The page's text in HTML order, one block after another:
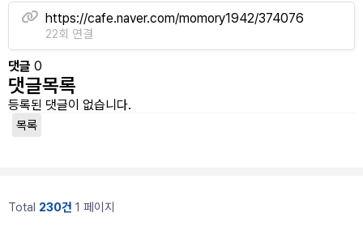
https://cafe.naver.com/momory1942/374076
22회 연결
댓글 0
댓글목록
등록된 댓글이 없습니다.
목록
Total 230건 1 페이지